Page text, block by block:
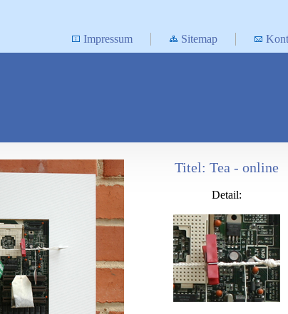
Sitemap
Impressum
Titel: Tea - online
Detail: